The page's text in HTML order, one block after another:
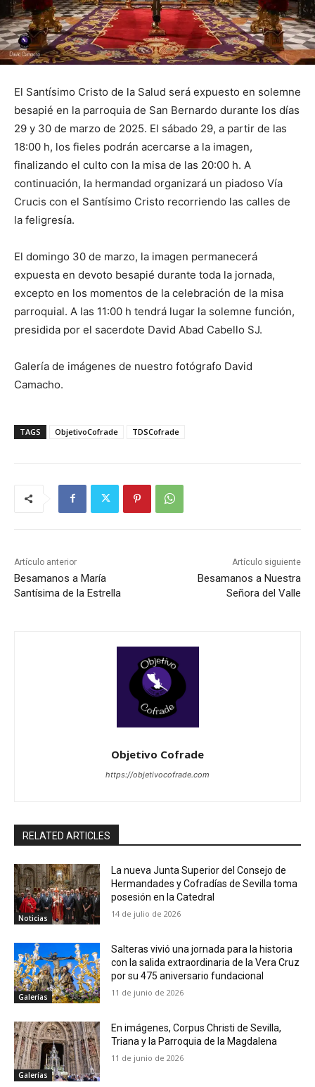
El Santísimo Cristo de la Salud será expuesto en solemne
besapié en la parroquia de San Bernardo durante los días
29 y 30 de marzo de 2025. El sábado 29, a partir de las
18:00 h, los fieles podrán acercarse a la imagen,
finalizando el culto con la misa de las 20:00 h. A
continuación, la hermandad organizará un piadoso Vía
Crucis con el Santísimo Cristo recorriendo las calles de
la feligresía.
El domingo 30 de marzo, la imagen permanecerá
expuesta en devoto besapié durante toda la jornada,
excepto en los momentos de la celebración de la misa
parroquial. A las 11:00 h tendrá lugar la solemne función,
presidida por el sacerdote David Abad Cabello SJ.
Galería de imágenes de nuestro fotógrafo David
Camacho.
TAGS ObjetivoCofrade TDSCofrade
Artículo anterior
Besamanos a María
Santísima de la Estrella
Artículo siguiente
Besamanos a Nuestra
Señora del Valle
Objetivo Cofrade
https://objetivocofrade.com
RELATED ARTICLES
Noticias
La nueva Junta Superior del Consejo de
Hermandades y Cofradías de Sevilla toma
posesión en la Catedral
14 de julio de 2026
Galerías
Salteras vivió una jornada para la historia
con la salida extraordinaria de la Vera Cruz
por su 475 aniversario fundacional
11 de junio de 2026
Galerías
En imágenes, Corpus Christi de Sevilla,
Triana y la Parroquia de la Magdalena
11 de junio de 2026